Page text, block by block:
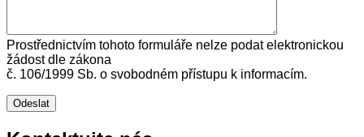
Prostřednictvím tohoto formuláře nelze podat elektronickou
žádost dle zákona
č. 106/1999 Sb. o svobodném přístupu k informacím.